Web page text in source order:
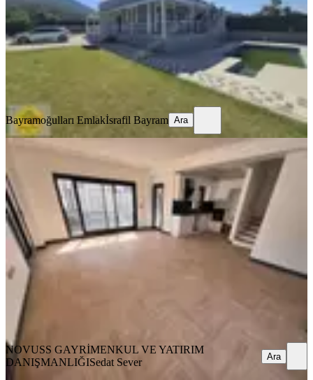
3+1· 850 m²· 27.07.2026
14.000.000 ₺
İsrafil Bayram
Bayramoğulları Emlakİsrafil Bayram Ara
Novuss Gayrimenkul\\kaynaklar
Merkez'de Ultra Ultra Lüks Villa
Buca, Kaynaklar Merkez Mahallesi
3+1
·135 m²·17.07.2026
10.900.000 ₺
NOVUSS GAYRİMENKUL VE YATIRIM
DANIŞMANLIĞI
Ara
NOVUSS GAYRİMENKUL VE YATIRIM
DANIŞMANLIĞISedat Sever Ara